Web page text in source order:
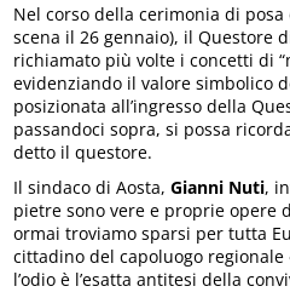
Nel corso della cerimonia di posa
scena il 26 gennaio), il Questore
richiamato più volte i concetti di
evidenziando il valore simbolico
posizionata all’ingresso della
passandoci sopra, si possa
detto il questore.
Il sindaco di Aosta,Gianni Nuti,
pietre sono vere e proprie opere
ormai troviamo sparsi per tutta
cittadino del capoluogo
l’odio è l’esatta antitesi della